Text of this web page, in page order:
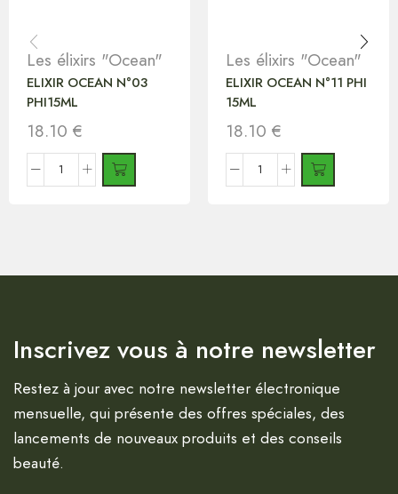
Les élixirs "Ocean"
ELIXIR OCEAN N°03
PHI15ML
18.10 €
Les élixirs "Ocean"
ELIXIR OCEAN N°11 PHI
15ML
18.10 €
Inscrivez vous à notre newsletter
Restez à jour avec notre newsletter électronique
mensuelle, qui présente des offres spéciales, des
lancements de nouveaux produits et des conseils
beauté.